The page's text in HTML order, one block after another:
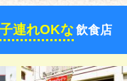
子連れOKな飲食店